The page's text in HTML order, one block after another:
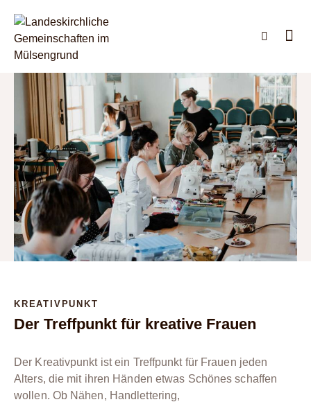
KREATIVPUNKT
Der Treffpunkt für kreative Frauen
Der Kreativpunkt ist ein Treffpunkt für Frauen jeden
Alters, die mit ihren Händen etwas Schönes schaffen
wollen. Ob Nähen, Handlettering,